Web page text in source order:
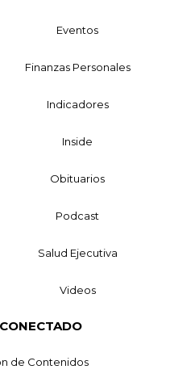
Eventos
Finanzas Personales
Indicadores
Inside
Obituarios
Podcast
Salud Ejecutiva
Videos
de Contenidos